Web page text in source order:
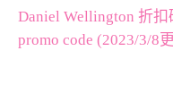
Daniel Wellington 折
promo code (2023/3/8